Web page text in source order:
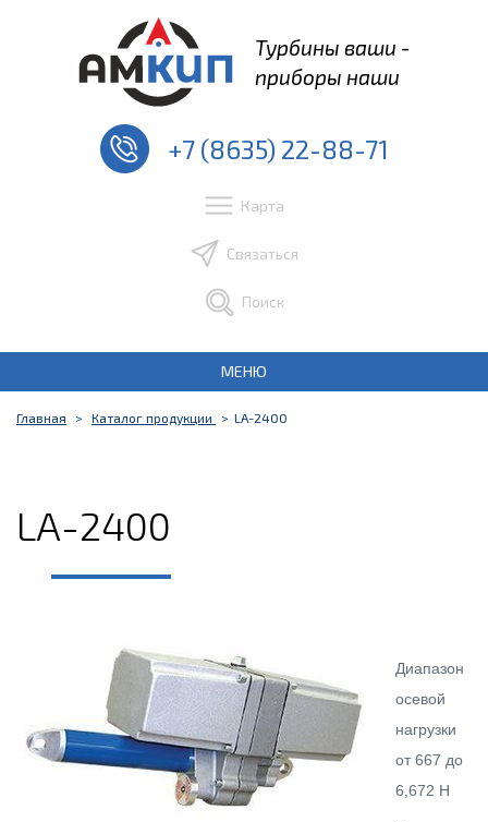
Турбины ваши -
приборы наши
+7 (8635) 22-88-71
Карта
Связаться
Поиск
МЕНЮ
Главная Каталог продукции LA-2400
LA-2400
Диапазон
осевой
нагрузки
от 667 до
6,672 Н